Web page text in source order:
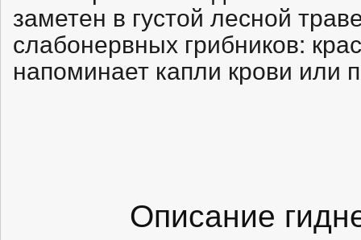
заметен в густой лесной
слабонервных грибников:
напоминает капли крови или
Описание